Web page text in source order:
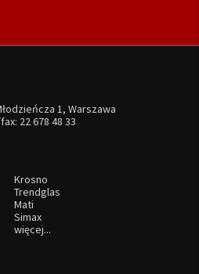
1, Warszawa
22 678 48 33
Krosno
Trendglas
Mati
Simax
więcej...